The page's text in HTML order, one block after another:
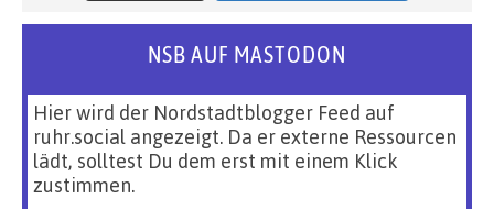
NSB AUF MASTODON
Hier wird der Nordstadtblogger Feed auf
ruhr.social angezeigt. Da er externe Ressourcen
lädt, solltest Du dem erst mit einem Klick
zustimmen.